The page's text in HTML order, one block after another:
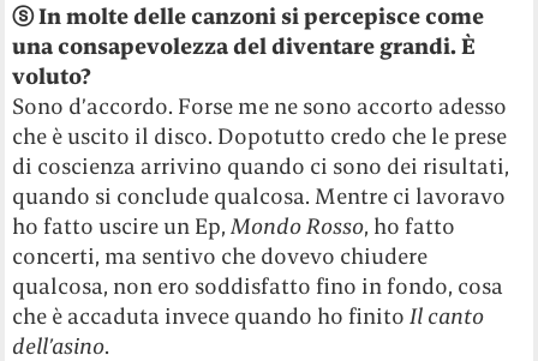
ⓢIn molte delle canzoni si percepisce come
una consapevolezza del diventare grandi. È
voluto?
Sono d’accordo. Forse me ne sono accorto adesso
che è uscito il disco. Dopotutto credo che le prese
di coscienza arrivino quando ci sono dei risultati,
quando si conclude qualcosa. Mentre ci lavoravo
ho fatto uscire un Ep,Mondo Rosso, ho fatto
concerti, ma sentivo che dovevo chiudere
qualcosa, non ero soddisfatto fino in fondo, cosa
che è accaduta invece quando ho finitoIl canto
dell’asino.